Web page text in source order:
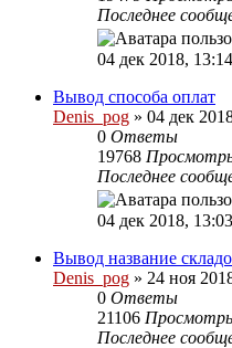
Последнее
04 дек 2018, 13:14
Вывод способа оплат
Denis_pog » 04 дек
0 Ответы
19768
Последнее
04 дек 2018, 13:03
Вывод название
Denis_pog » 24 ноя
0 Ответы
21106
Последнее